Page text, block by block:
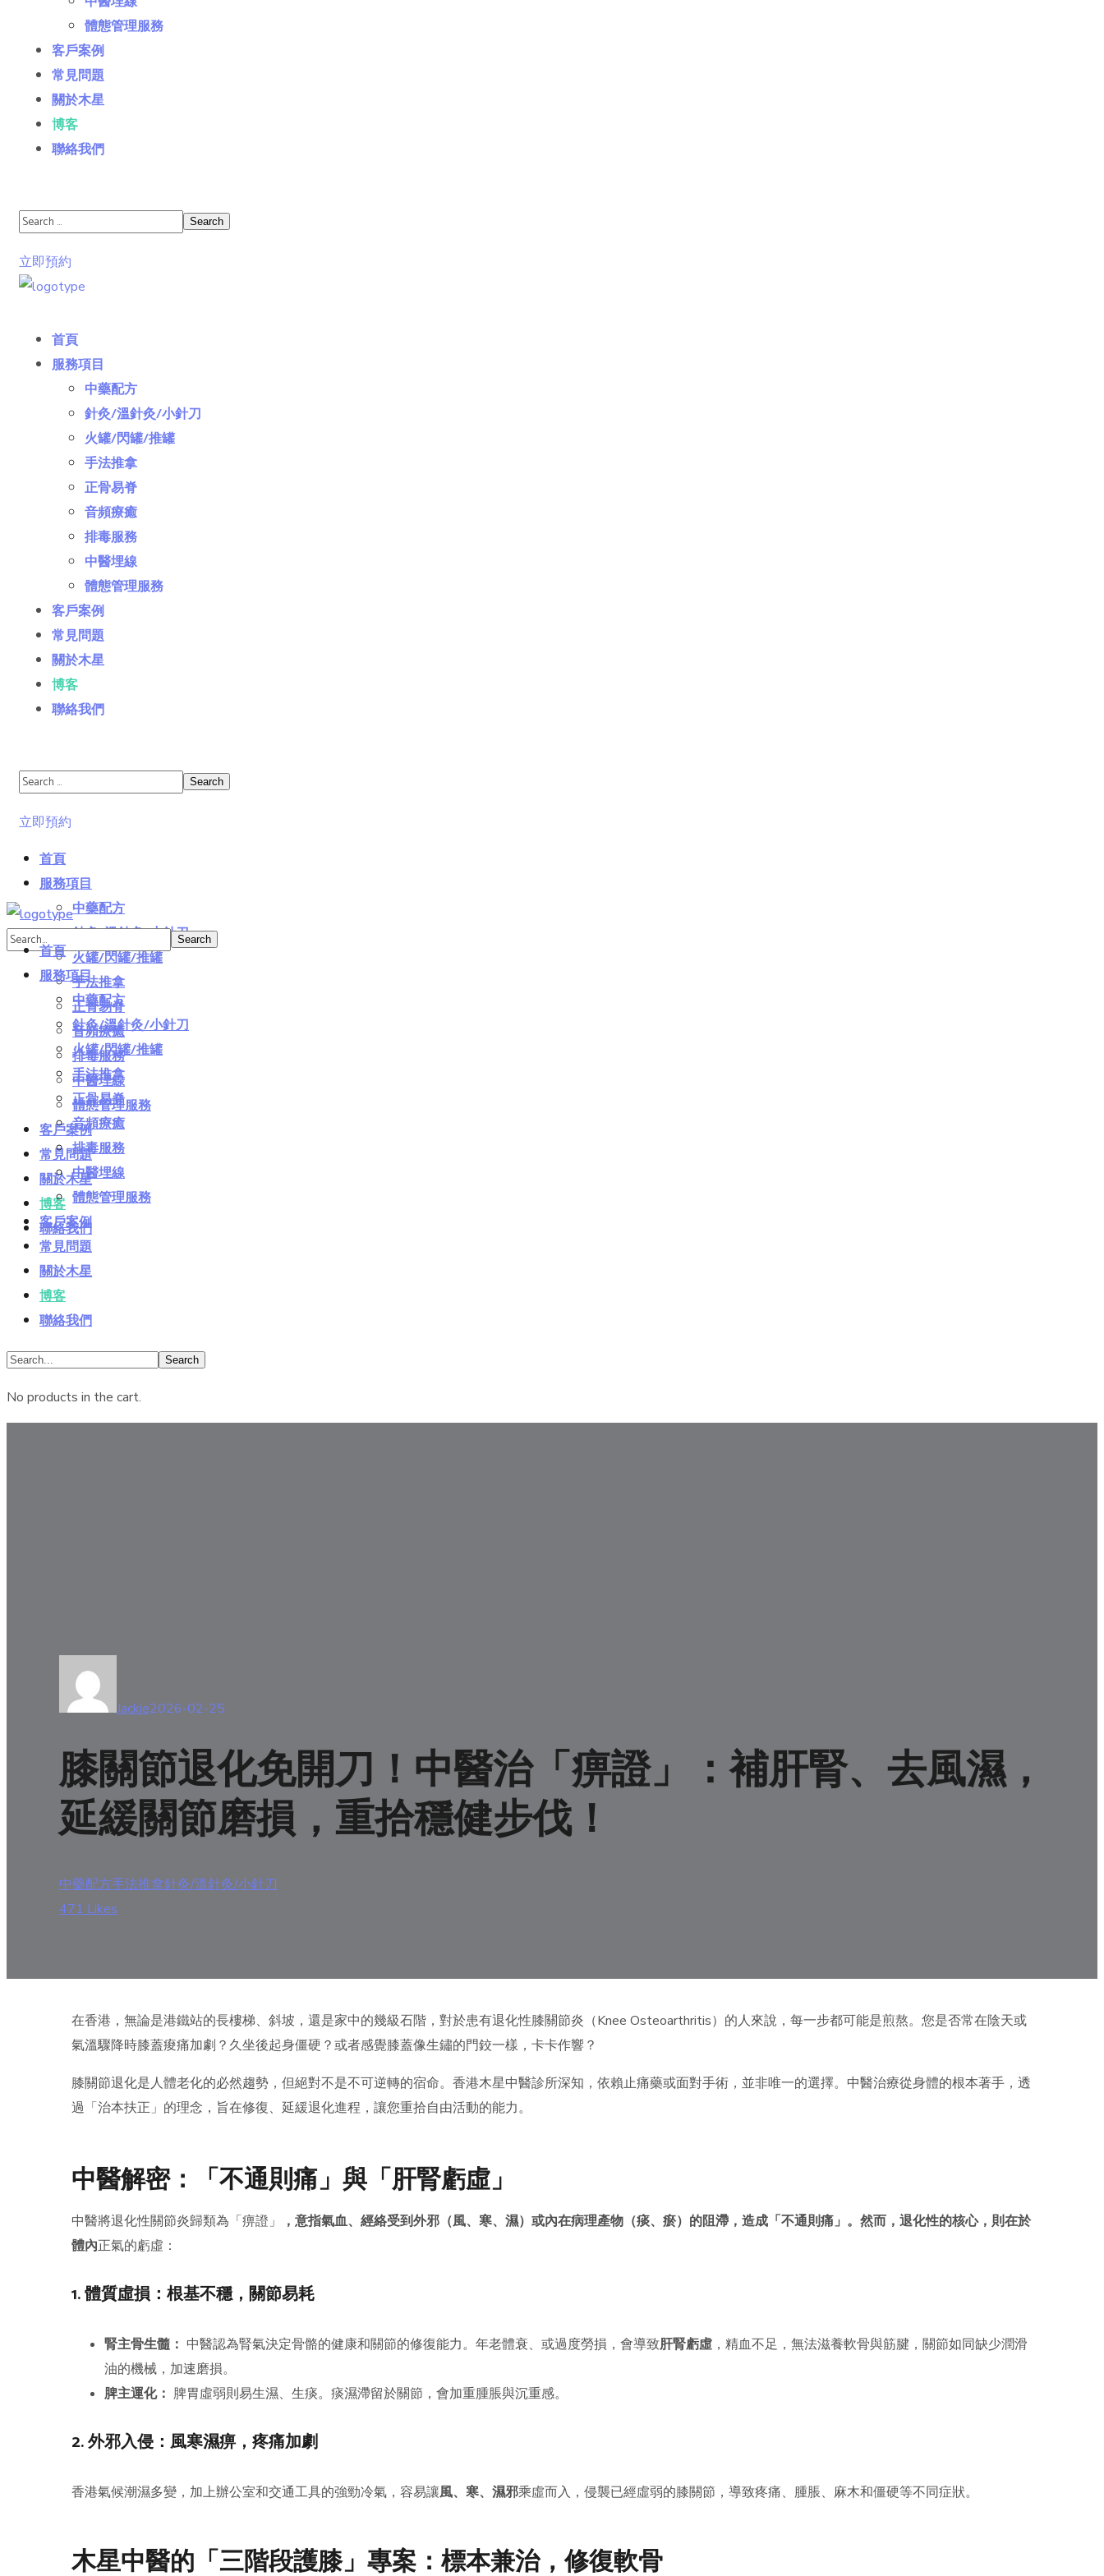
體態管理服務
客戶案例
常見問題
關於木星
博客
聯絡我們
立即預約
首頁
服務項目
中藥配方
針灸/溫針灸/小針刀
火罐/閃罐/推罐
手法推拿
正骨易脊
⾳頻療癒
排毒服務
中醫埋線
體態管理服務
客戶案例
常見問題
關於木星
博客
聯絡我們
立即預約
首頁
服務項目
中藥配方
針灸/溫針灸/小針刀
火罐/閃罐/推罐
手法推拿
正骨易脊
⾳頻療癒
排毒服務
中醫埋線
體態管理服務
客戶案例
常見問題
關於木星
博客
聯絡我們
首頁
服務項目
中藥配方
針灸/溫針灸/小針刀
火罐/閃罐/推罐
手法推拿
正骨易脊
⾳頻療癒
排毒服務
中醫埋線
體態管理服務
客戶案例
常見問題
關於木星
博客
聯絡我們
No products in the cart.
Jackie2026-02-25
膝關節退化免開刀！中醫治「痹證」：補肝腎、去風濕，
延緩關節磨損，重拾穩健步伐！
中藥配方手法推拿針灸/溫針灸/小針刀
471 Likes
在香港，無論是港鐵站的長樓梯、斜坡，還是家中的幾級石階，對於患有退化性膝關節炎（Knee Osteoarthritis）的人來說，每一步都可能是煎熬。您是否常在陰天或
氣溫驟降時膝蓋痠痛加劇？久坐後起身僵硬？或者感覺膝蓋像生鏽的門鉸一樣，卡卡作響？
膝關節退化是人體老化的必然趨勢，但絕對不是不可逆轉的宿命。香港木星中醫診所深知，依賴止痛藥或面對手術，並非唯一的選擇。中醫治療從身體的根本著手，透
過「治本扶正」的理念，旨在修復、延緩退化進程，讓您重拾自由活動的能力。
中醫解密：「不通則痛」與「肝腎虧虛」
中醫將退化性關節炎歸類為「痹證」
，意指氣血、經絡受到外邪（風、寒、濕）或內在病理產物（痰、瘀）的阻滯，造成「不通則痛」。然而，退化性的核心，則在於
體內正氣的虧虛：
1. 體質虛損：根基不穩，關節易耗
腎主骨生髓： 中醫認為腎氣決定骨骼的健康和關節的修復能力。年老體衰、或過度勞損，會導致肝腎虧虛 ，精血不足，無法滋養軟骨與筋腱，關節如同缺少潤滑
油的機械，加速磨損。
脾主運化： 脾胃虛弱則易生濕、生痰。痰濕滯留於關節，會加重腫脹與沉重感。
2. 外邪入侵：風寒濕痹，疼痛加劇
香港氣候潮濕多變，加上辦公室和交通工具的強勁冷氣，容易讓風、寒、濕邪乘虛而入，侵襲已經虛弱的膝關節，導致疼痛、腫脹、麻木和僵硬等不同症狀。
木星中醫的「三階段護膝」專案：標本兼治，修復軟骨